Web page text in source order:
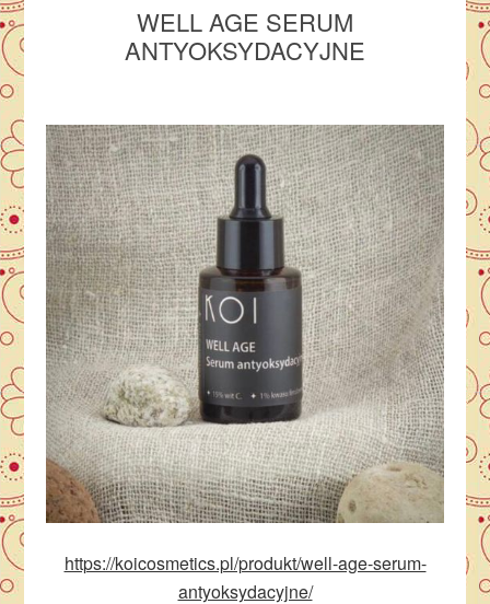
WELL AGE SERUM
ANTYOKSYDACYJNE
https://koicosmetics.pl/produkt/well-age-serum-
antyoksydacyjne/